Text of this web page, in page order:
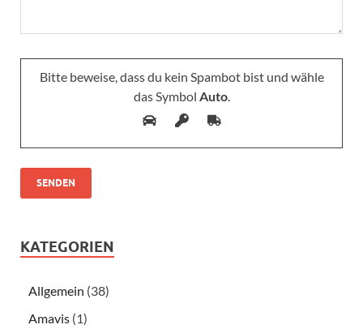
Bitte beweise, dass du kein Spambot bist und wähle
das Symbol Auto.
Bitte lasse dieses Feld leer.
KATEGORIEN
Allgemein (38)
Amavis (1)